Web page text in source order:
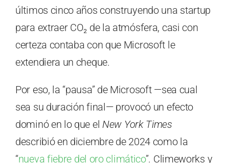
últimos cinco años construyendo una startup
para extraer CO₂ de la atmósfera, casi con
certeza contaba con que Microsoft le
extendiera un cheque.
Por eso, la “pausa” de Microsoft —sea cual
sea su duración final— provocó un efecto
dominó en lo que el New York Times
describió en diciembre de 2024 como la
“nueva fiebre del oro climático”. Climeworks y